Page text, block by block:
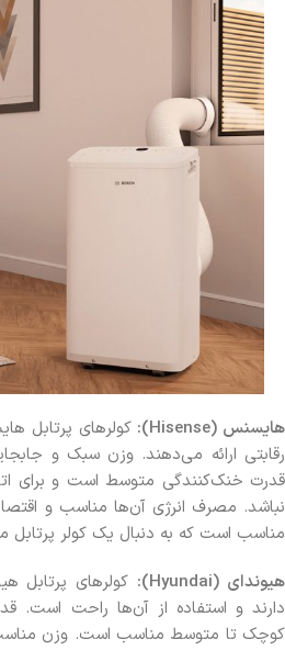
هایسنس (Hisense):
کولرهای پرتابل
رقابتی ارائه می‌دهند. وزن سبک و
قدرت خنک‌کنندگی متوسط است و برای
نباشد. مصرف انرژی آن‌ها مناسب و
مناسب است که به دنبال یک کولر پرتابل
هیوندای (Hyundai):
کولرهای پرتابل
دارند و استفاده از آن‌ها راحت است.
کوچک تا متوسط مناسب است. وزن مناسب